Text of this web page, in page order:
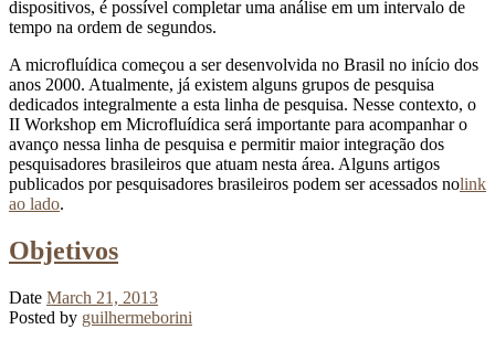
dispositivos, é possível completar uma análise em um intervalo de
tempo na ordem de segundos.
A microfluídica começou a ser desenvolvida no Brasil no início dos
anos 2000. Atualmente, já existem alguns grupos de pesquisa
dedicados integralmente a esta linha de pesquisa. Nesse contexto, o
II Workshop em Microfluídica será importante para acompanhar o
avanço nessa linha de pesquisa e permitir maior integração dos
pesquisadores brasileiros que atuam nesta área. Alguns artigos
publicados por pesquisadores brasileiros podem ser acessados nolink
ao lado.
Objetivos
Date March 21, 2013
Posted by guilhermeborini